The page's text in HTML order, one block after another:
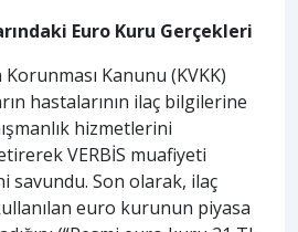
Euro Kuru Gerçekleri
Kanunu (KVKK)
hastalarının ilaç bilgilerine
hizmetlerini
VERBİS muafiyeti
savundu. Son olarak, ilaç
euro kurunun piyasa